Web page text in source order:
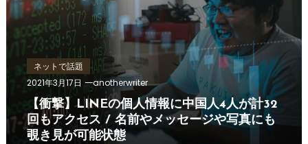
ネットで話題
2021年3月17日
anotherwriter
【衝撃】LINEの個人情報に中国人4人が計32
回もアクセス / 名前やメッセージや写真にも
覗き見が可能状態